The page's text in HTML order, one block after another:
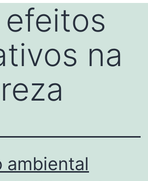
efeitos
na
ambiental